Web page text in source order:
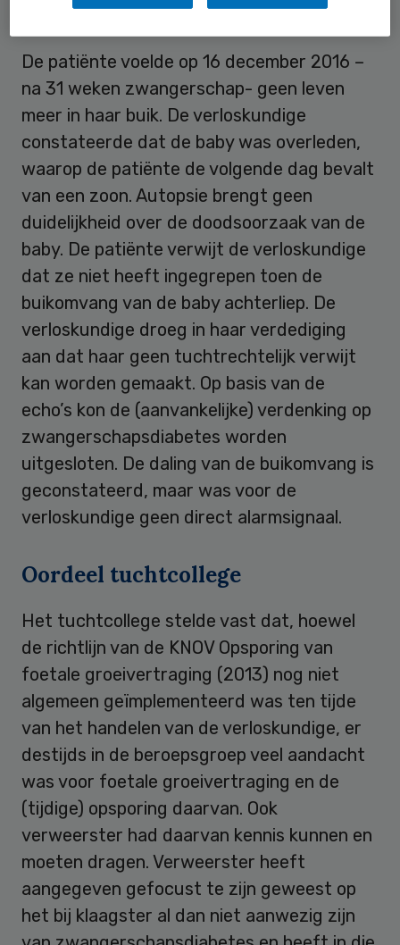
Doorgeboren zoon
De patiënte voelde op 16 december 2016 –
na 31 weken zwangerschap- geen leven
meer in haar buik. De verloskundige
constateerde dat de baby was overleden,
waarop de patiënte de volgende dag bevalt
van een zoon. Autopsie brengt geen
duidelijkheid over de doodsoorzaak van de
baby. De patiënte verwijt de verloskundige
dat ze niet heeft ingegrepen toen de
buikomvang van de baby achterliep. De
verloskundige droeg in haar verdediging
aan dat haar geen tuchtrechtelijk verwijt
kan worden gemaakt. Op basis van de
echo’s kon de (aanvankelijke) verdenking op
zwangerschapsdiabetes worden
uitgesloten. De daling van de buikomvang is
geconstateerd, maar was voor de
verloskundige geen direct alarmsignaal.
Oordeel tuchtcollege
Het tuchtcollege stelde vast dat, hoewel
de richtlijn van de KNOV Opsporing van
foetale groeivertraging (2013) nog niet
algemeen geïmplementeerd was ten tijde
van het handelen van de verloskundige, er
destijds in de beroepsgroep veel aandacht
was voor foetale groeivertraging en de
(tijdige) opsporing daarvan. Ook
verweerster had daarvan kennis kunnen en
moeten dragen. Verweerster heeft
aangegeven gefocust te zijn geweest op
het bij klaagster al dan niet aanwezig zijn